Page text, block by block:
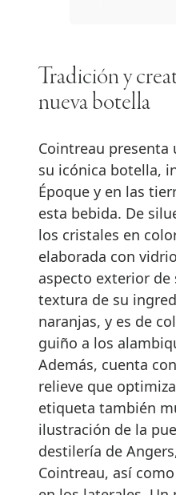
Tradición y
nueva botella
Cointreau presenta
su icónica botella,
Époque y en las
esta bebida. De
los cristales en
elaborada con
aspecto exterior
textura de su
naranjas, y es de
guiño a los
Además, cuenta
relieve que
etiqueta también
ilustración de la
destilería de
Cointreau, así